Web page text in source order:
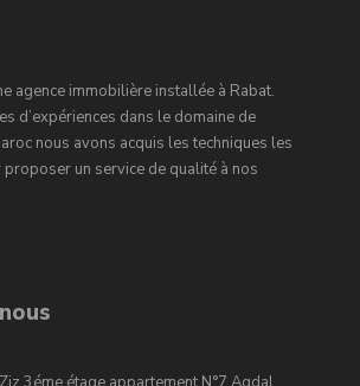
agence immobilière installée à Rabat.
d’expériences dans le domaine de
nous avons acquis les techniques les
un service de qualité à nos